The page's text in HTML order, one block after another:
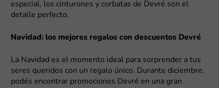
especial, los cinturones y corbatas de Devré son el
detalle perfecto.
Navidad: los mejores regalos con descuentos Devré
La Navidad es el momento ideal para sorprender a tus
seres queridos con un regalo único. Durante diciembre,
podés encontrar promociones Devré en una gran